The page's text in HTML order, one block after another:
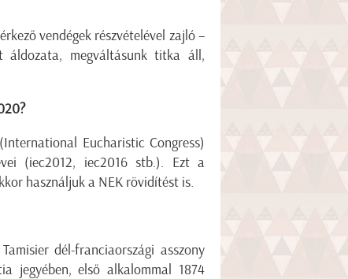
vendégek részvételével zajló –
áldozata, megváltásunk titka áll,
Eucharistic Congress)
(iec2012, iec2016 stb.). Ezt a
használjuk a NEK rövidítést is.
dél-franciaországi asszony
jegyében, első alkalommal 1874